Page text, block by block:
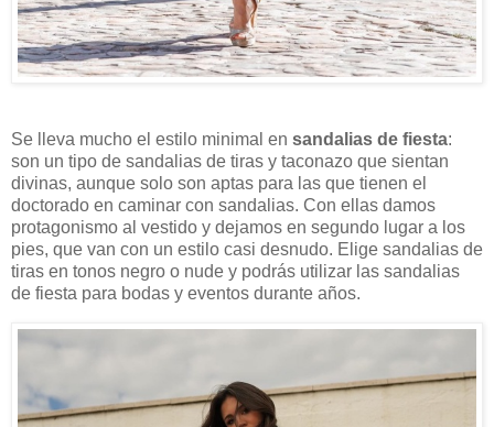
Se lleva mucho el estilo minimal en sandalias de fiesta:
son un tipo de sandalias de tiras y taconazo que sientan
divinas, aunque solo son aptas para las que tienen el
doctorado en caminar con sandalias. Con ellas damos
protagonismo al vestido y dejamos en segundo lugar a los
pies, que van con un estilo casi desnudo. Elige sandalias de
tiras en tonos negro o nude y podrás utilizar las sandalias
de fiesta para bodas y eventos durante años.